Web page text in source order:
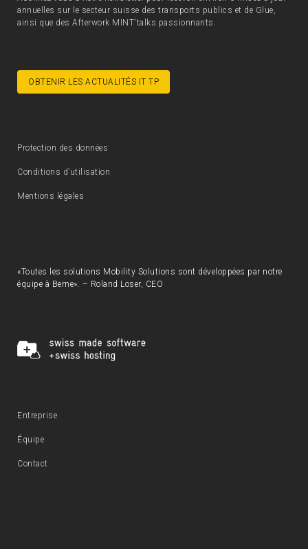
annuelles sur le secteur suisse des transports publics et de Glue,
ainsi que des Afterwork MINT'talks passionnants.
OBTENIR LES ACTUALITÉS IT TP
Protection des données
Conditions d’utilisation
Mentions légales
«Toutes les solutions Mobility Solutions sont développées par notre
équipe à Berne». – Roland Loser, CEO
Entreprise
Équipe
Contact